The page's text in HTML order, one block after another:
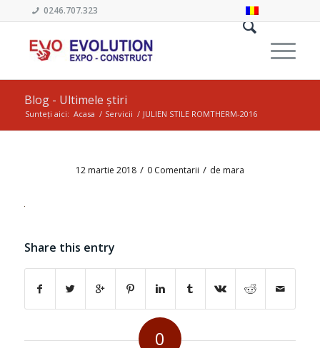
0246.707.323
Blog - Ultimele știri
Sunteți aici: Acasa / Servicii / JULIEN STILE ROMTHERM-2016
12 martie 2018 / 0 Comentarii / de mara
Share this entry
0